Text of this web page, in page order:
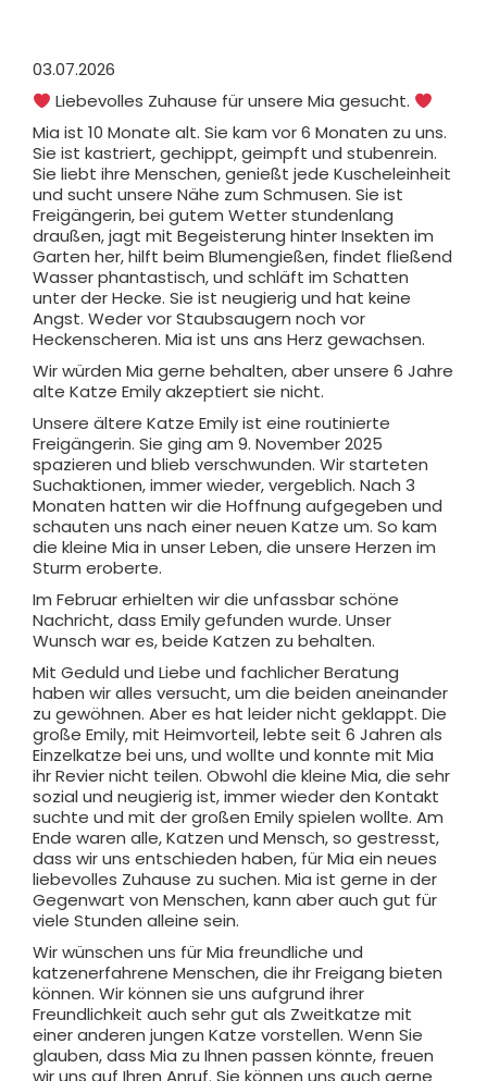
03.07.2026
Liebevolles Zuhause für unsere Mia gesucht.
Mia ist 10 Monate alt. Sie kam vor 6 Monaten zu uns.
Sie ist kastriert, gechippt, geimpft und stubenrein.
Sie liebt ihre Menschen, genießt jede Kuscheleinheit
und sucht unsere Nähe zum Schmusen. Sie ist
Freigängerin, bei gutem Wetter stundenlang
draußen, jagt mit Begeisterung hinter Insekten im
Garten her, hilft beim Blumengießen, findet fließend
Wasser phantastisch, und schläft im Schatten
unter der Hecke. Sie ist neugierig und hat keine
Angst. Weder vor Staubsaugern noch vor
Heckenscheren. Mia ist uns ans Herz gewachsen.
Wir würden Mia gerne behalten, aber unsere 6 Jahre
alte Katze Emily akzeptiert sie nicht.
Unsere ältere Katze Emily ist eine routinierte
Freigängerin. Sie ging am 9. November 2025
spazieren und blieb verschwunden. Wir starteten
Suchaktionen, immer wieder, vergeblich. Nach 3
Monaten hatten wir die Hoffnung aufgegeben und
schauten uns nach einer neuen Katze um. So kam
die kleine Mia in unser Leben, die unsere Herzen im
Sturm eroberte.
Im Februar erhielten wir die unfassbar schöne
Nachricht, dass Emily gefunden wurde. Unser
Wunsch war es, beide Katzen zu behalten.
Mit Geduld und Liebe und fachlicher Beratung
haben wir alles versucht, um die beiden aneinander
zu gewöhnen. Aber es hat leider nicht geklappt. Die
große Emily, mit Heimvorteil, lebte seit 6 Jahren als
Einzelkatze bei uns, und wollte und konnte mit Mia
ihr Revier nicht teilen. Obwohl die kleine Mia, die sehr
sozial und neugierig ist, immer wieder den Kontakt
suchte und mit der großen Emily spielen wollte. Am
Ende waren alle, Katzen und Mensch, so gestresst,
dass wir uns entschieden haben, für Mia ein neues
liebevolles Zuhause zu suchen. Mia ist gerne in der
Gegenwart von Menschen, kann aber auch gut für
viele Stunden alleine sein.
Wir wünschen uns für Mia freundliche und
katzenerfahrene Menschen, die ihr Freigang bieten
können. Wir können sie uns aufgrund ihrer
Freundlichkeit auch sehr gut als Zweitkatze mit
einer anderen jungen Katze vorstellen. Wenn Sie
glauben, dass Mia zu Ihnen passen könnte, freuen